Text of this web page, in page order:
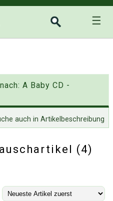
☰
A Baby CD -
auch in Artikelbeschreibung
(4)